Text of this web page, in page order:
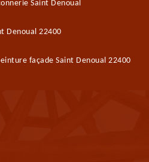
Saint Denoual
Denoual 22400
façade Saint Denoual 22400